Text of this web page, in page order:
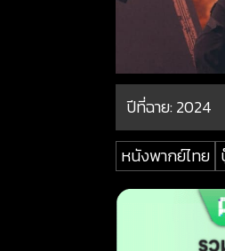
ปีที่ฉาย:2024
หนังพากย์ไทย